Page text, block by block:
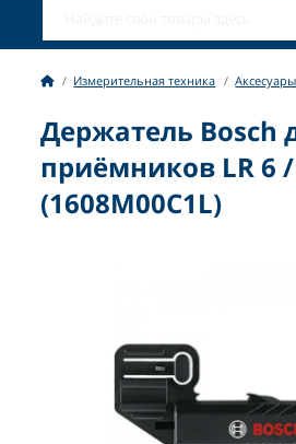
Измерительная техника
Держатель Bosch
приёмников LR 6 /
(1608M00C1L)